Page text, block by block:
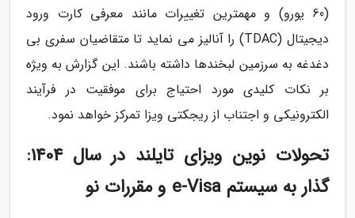
(60 یورو) و مهمترین تغییرات مانند معرفی کارت ورود
دیجیتال (TDAC) را آنالیز می نماید تا متقاضیان سفری بی
دغدغه به سرزمین لبخندها داشته باشند. این گزارش به ویژه
بر نکات کلیدی مورد احتیاج برای موفقیت در فرآیند
الکترونیکی و اجتناب از ریجکتی ویزا تمرکز خواهد نمود.
تحولات نوین ویزای تایلند در سال 1404:
گذار به سیستم e-Visa و مقررات نو